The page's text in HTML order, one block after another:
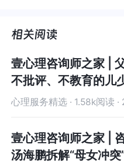
当中，我们就要重新去
甚至是婚恋观，育儿
即便不能够达成一致，
处的融洽也是很不错
婆婆对待我们的态度
个观念是否影响到了
会认为妻子就应该这
是对的这个部分，我
我们就要重新去考量我
婚恋观，育儿观，是
能够达成一致，但是能
洽也是很不错的对此
待我们的态度，丈夫
是否影响到了丈夫？
妻子就应该这样，也
这个部分，我们要抛
壹心理咨询师之家 |
不批评、不教育的儿
心理服务精选 · 1.58k阅读 ·
壹心理咨询师之家 |
汤海鹏拆解“母女冲突